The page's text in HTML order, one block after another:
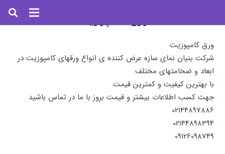
ورق کامپوزیت
شرکت بنیان نمای سازه عرض کننده ی انواع ورقهای کامپوزیت در
ابعاد و ضخامتهای مختلف
با بهترین کیفیت و کمترین قیمت
جهت کسب اطلاعات بیشتر و قیمت بروز با ما در تماس باشید
02144897886
02144898394
09126098749